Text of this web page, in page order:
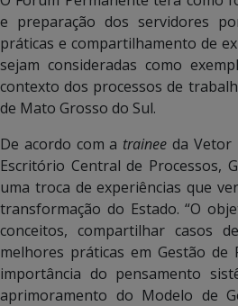
e preparação dos servidores
práticas e compartilhamento de
sejam consideradas como
contexto dos processos de
de Mato Grosso do Sul.
De acordo com a trainee da Vetor
Escritório Central de Processos,
uma troca de experiências que
transformação do Estado. “O
conceitos, compartilhar casos
melhores práticas em Gestão de
importância do pensamento
aprimoramento do Modelo de